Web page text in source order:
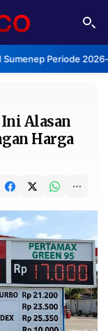
Periode
Alasan
Harga